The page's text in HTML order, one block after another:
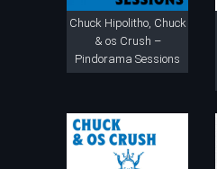
Chuck Hipolitho, Chuck
& os Crush –
Pindorama Sessions